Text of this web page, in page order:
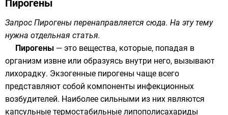
Пирогены
Запрос Пирогены перенаправляется сюда. На эту тему
нужна отдельная статья.
Пирогены — это вещества, которые, попадая в
организм извне или образуясь внутри него, вызывают
лихорадку. Экзогенные пирогены чаще всего
представляют собой компоненты инфекционных
возбудителей. Наиболее сильными из них являются
капсульные термостабильные липополисахариды